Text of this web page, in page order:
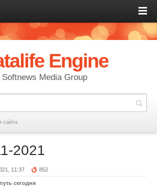
Engine
Softnews Media Group
сайта
2021
11:37 852
сегодня